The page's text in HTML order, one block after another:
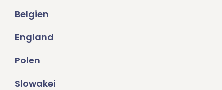
Belgien
England
Polen
Slowakei